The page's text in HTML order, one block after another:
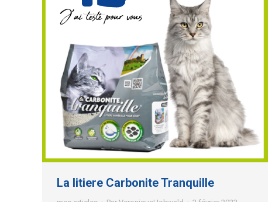
La litiere Carbonite Tranquille